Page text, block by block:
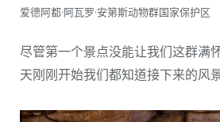
爱德阿都·阿瓦罗·安第斯动物群国家保护区
尽管第一个景点没能让我们这群满
天刚刚开始我们都知道接下来的风